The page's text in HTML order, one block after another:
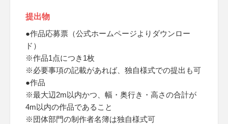
提出物
●作品応募票（公式ホームページよりダウンロー
ド）
※作品1点につき1枚
※必要事項の記載があれば、独自様式での提出も可
●作品
※最大辺2m以内かつ、幅・奥行き・高さの合計が
4m以内の作品であること
※団体部門の制作者名簿は独自様式可